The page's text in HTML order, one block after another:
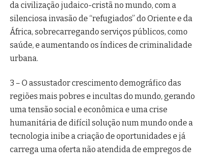
da civilização judaico-cristã no mundo, com a
silenciosa invasão de “refugiados” do Oriente e da
África, sobrecarregando serviços públicos, como
saúde, e aumentando os índices de criminalidade
urbana.
3 – O assustador crescimento demográfico das
regiões mais pobres e incultas do mundo, gerando
uma tensão social e econômica e uma crise
humanitária de difícil solução num mundo onde a
tecnologia inibe a criação de oportunidades e já
carrega uma oferta não atendida de empregos de